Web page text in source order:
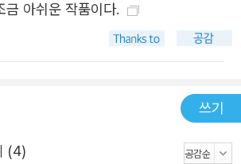
금 아쉬운 작품이다.
쓰기
(4)